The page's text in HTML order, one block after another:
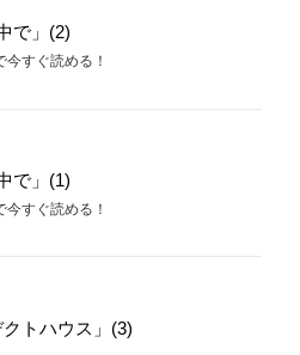
で」(2)
今すぐ読める！
で」(1)
今すぐ読める！
トハウス」(3)